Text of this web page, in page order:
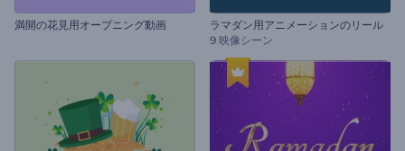
満開の花見用オープニング動画
ラマダン用アニメーションのリール
9 映像シーン